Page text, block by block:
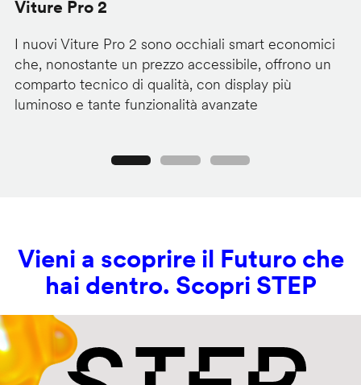
Viture Pro 2
I nuovi Viture Pro 2 sono occhiali smart economici
che, nonostante un prezzo accessibile, offrono un
comparto tecnico di qualità, con display più
luminoso e tante funzionalità avanzate
Vieni a scoprire il Futuro che
hai dentro. Scopri STEP